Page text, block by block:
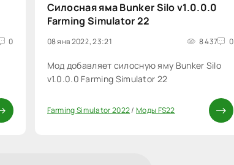
0
Силосная яма Bunker Silo v1.0.0.0
Farming Simulator 22
08 янв 2022, 23:21 8 437 0
Мод добавляет силосную яму Bunker Silo
v1.0.0.0 Farming Simulator 22
Farming Simulator 2022/Моды FS22